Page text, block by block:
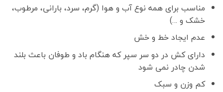
مناسب برای همه نوع آب و هوا (گرم، سرد، بارانی، مرطوب،
خشک و …)
عدم ایجاد خط و خش
دارای کش در دو سر سپر که هنگام باد و طوفان باعث بلند
شدن چادر نمی شود
کم وزن و سبک